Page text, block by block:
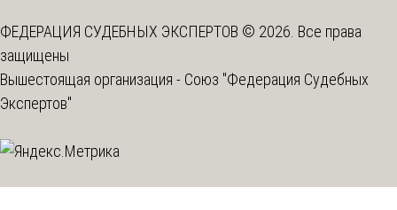
ФЕДЕРАЦИЯ СУДЕБНЫХ ЭКСПЕРТОВ © 2026. Все права
защищены
Вышестоящая организация - Союз "Федерация Судебных
Экспертов"